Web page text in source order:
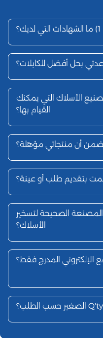
1) ما الشهادات التي لديك؟
بحل أفضل للكابلات؟
الأسلاك التي يمكنك
القيام بها؟
أن منتجاتي مؤهلة؟
بتقديم طلب أو عينة؟
الصحيحة لتسخير
الأسلاك؟
المدرج فقط؟